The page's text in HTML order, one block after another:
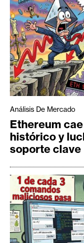
Análisis De Mercado
Ethereum
histórico y
soporte clave